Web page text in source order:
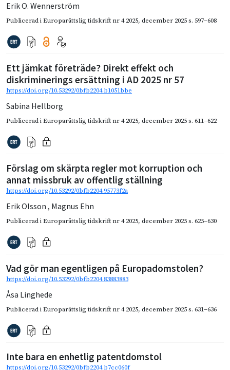
Erik O. Wennerström
Publicerad iEuroparättslig tidskrift nr 4 2025, december 2025s. 597–608
Ett jämkat företräde? Direkt effekt och
diskriminerings ersättning i AD 2025 nr 57
https://doi.org/10.53292/0bfb2204.b1051bbe
Sabina Hellborg
Publicerad iEuroparättslig tidskrift nr 4 2025, december 2025s. 611–622
Förslag om skärpta regler mot korruption och
annat missbruk av offentlig ställning
https://doi.org/10.53292/0bfb2204.95773f2a
Erik Olsson , Magnus Ehn
Publicerad iEuroparättslig tidskrift nr 4 2025, december 2025s. 625–630
Vad gör man egentligen på Europadomstolen?
https://doi.org/10.53292/0bfb2204.83883883
Åsa Linghede
Publicerad iEuroparättslig tidskrift nr 4 2025, december 2025s. 631–636
Inte bara en enhetlig patentdomstol
https://doi.org/10.53292/0bfb2204.b7cc060f